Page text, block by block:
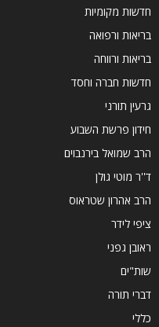
חדשות מקומיות
בריאות ורפואה
בריאות ורווחה
חדשות חברה וחסד
גרעין תורני
חידון פרשת השבוע
הרב שמואל בירנבוים
ד''ר מוטי גולן
הרב אהרון שטראוס
ציפי לידר
ראובן גפני
שות"ים
דברי תורה
כללי